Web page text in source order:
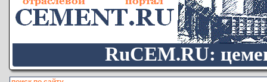
RuCEM.RU: